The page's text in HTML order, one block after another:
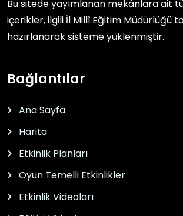
Bu sitede yayımlanan mekânlara ait
içerikler, ilgili İl Millî Eğitim Müdürlüğü
hazırlanarak sisteme yüklenmiştir.
Bağlantılar
Ana Sayfa
Harita
Etkinlik Planları
Oyun Temelli Etkinlikler
Etkinlik Videoları